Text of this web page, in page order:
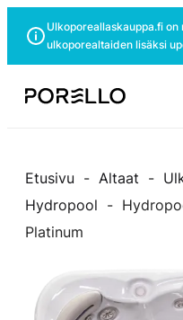
suoraan
Ulkoporeallaskauppa.fi on
ulkoporealtaiden lisäksi
Porello
Etusivu - Altaat -
Hydropool -
Platinum